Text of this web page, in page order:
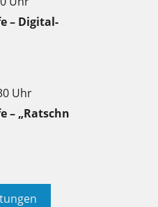
– Digital-
Uhr
– „Ratschn